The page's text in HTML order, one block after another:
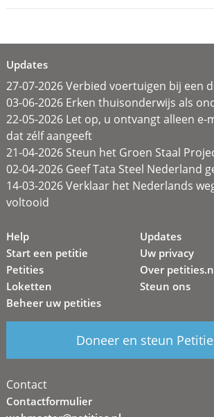
Updates
27-07-2026 Verbied voertuigen bij een
03-06-2026 Erken thuisonderwijs als
22-05-2026 Let op, u ontvangt alleen e-
dat zélf aangeeft
21-04-2026 Steun het Groen Staal
02-04-2026 Geef Tata Steel Nederland
14-03-2026 Verklaar het Nederlands
voltooid
Help
Start een petitie
Petities
Loketten
Beheer uw petities
Updates
Uw privacy
Over
Steun ons
Doneer en steun
Contact
Contactformulier